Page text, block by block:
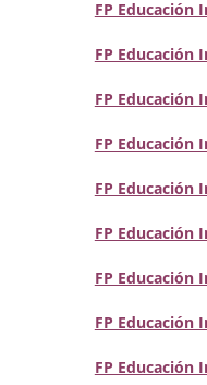
FP Educación
FP Educación
FP Educación
FP Educación
FP Educación
FP Educación
FP Educación
FP Educación
FP Educación